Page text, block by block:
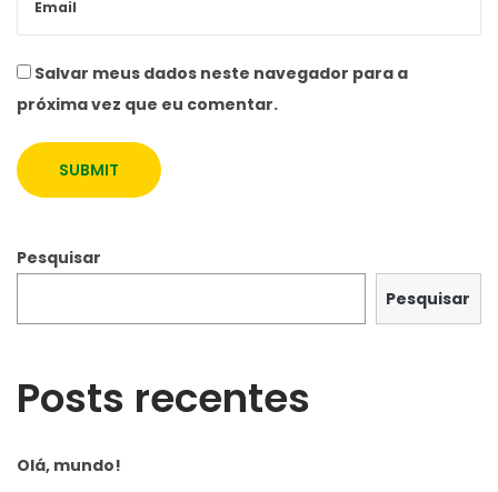
o
m
n
g
u
m
r
Salvar meus dados neste navegador para a
próxima vez que eu comentar.
Pesquisar
Pesquisar
Posts recentes
Olá, mundo!